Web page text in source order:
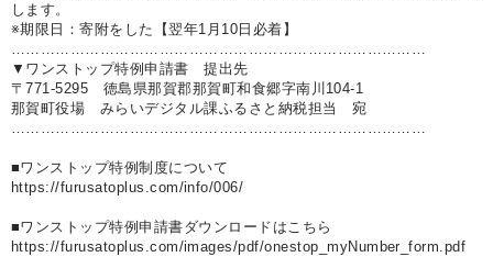
します。
※期限日：寄附をした【翌年1月10日必着】
…………………………………………………………………………
▼ワンストップ特例申請書 提出先
〒771-5295 徳島県那賀郡那賀町和食郷字南川104-1
那賀町役場 みらいデジタル課ふるさと納税担当 宛
…………………………………………………………………………
■ワンストップ特例制度について
https://furusatoplus.com/info/006/
■ワンストップ特例申請書ダウンロードはこちら
https://furusatoplus.com/images/pdf/onestop_myNumber_form.pdf